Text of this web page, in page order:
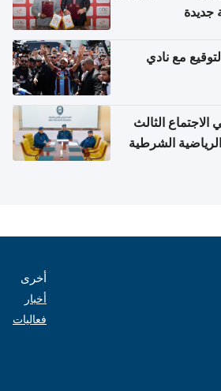
جديدة
مع نادي
الاجتماع الثالث
الشرطية
أخرى
أخبار
فعاليات